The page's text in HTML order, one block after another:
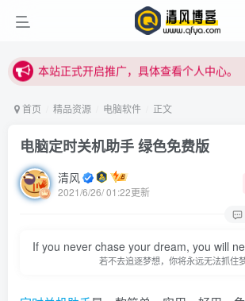
站内下载链接有问题请私信站长 - 清风博客
站内下载链接有问题请私信站长 - 清风博客
首页 精品资源 电脑软件 正文
电脑定时关机助手 绿色免费版
清风
2021/6/26/ 01:22更新
If you never chase your dream, you will
若不去追逐梦想，你将永远无法抓住
登录